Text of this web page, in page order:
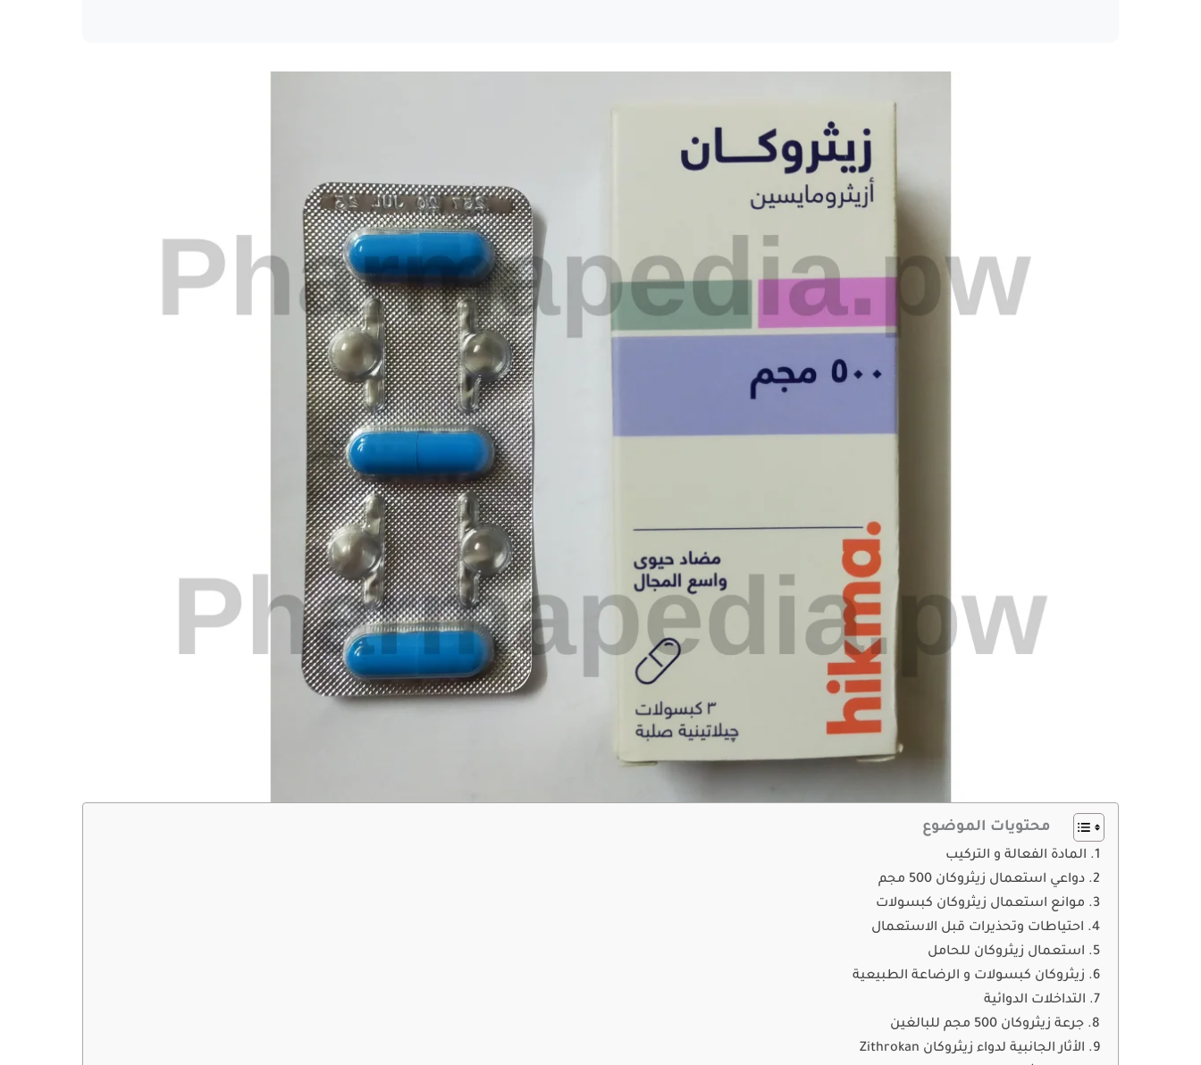
محتويات الموضوع
المادة الفعالة و التركيب
دواعي استعمال زيثروكان 500 مجم
موانع استعمال زيثروكان كبسولات
احتياطات وتحذيرات قبل الاستعمال
استعمال زيثروكان للحامل
زيثروكان كبسولات و الرضاعة الطبيعية
التداخلات الدوائية
جرعة زيثروكان 500 مجم للبالغين
الأثار الجانبية لدواء زيثروكان Zithrokan